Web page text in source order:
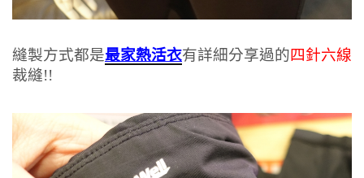
縫製方式都是最家熱活衣有詳細分享過的四針六線
裁縫!!